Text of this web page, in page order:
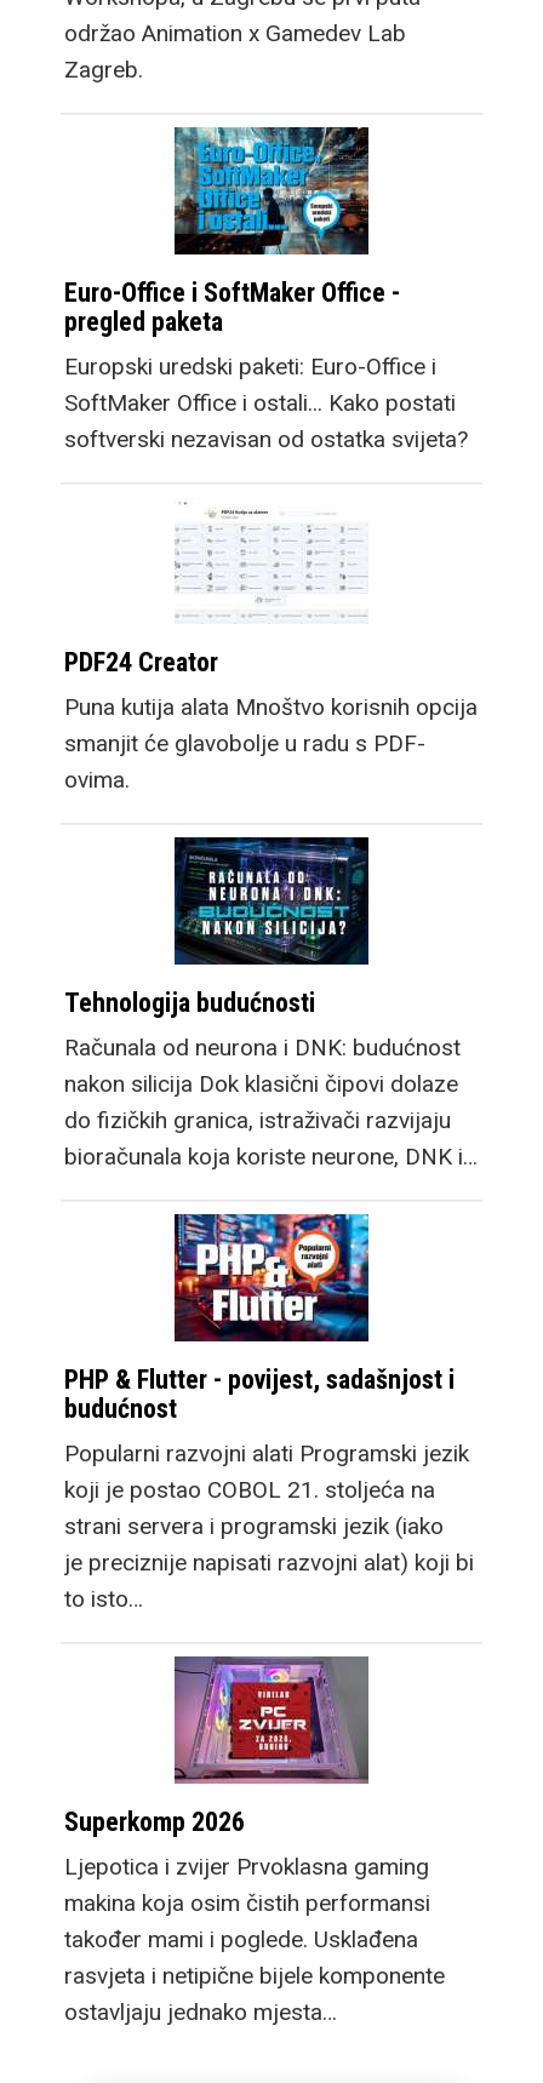
održao Animation x Gamedev Lab
Zagreb.
Euro-Office i SoftMaker Office -
pregled paketa
Europski uredski paketi: Euro-Office i
SoftMaker Office i ostali... Kako postati
softverski nezavisan od ostatka svijeta?
PDF24 Creator
Puna kutija alata Mnoštvo korisnih opcija
smanjit će glavobolje u radu s PDF-
ovima.
Tehnologija budućnosti
Računala od neurona i DNK: budućnost
nakon silicija Dok klasični čipovi dolaze
do fizičkih granica, istraživači razvijaju
bioračunala koja koriste neurone, DNK i…
PHP & Flutter - povijest, sadašnjost i
budućnost
Popularni razvojni alati Programski jezik
koji je postao COBOL 21. stoljeća na
strani servera i programski jezik (iako
je preciznije napisati razvojni alat) koji bi
to isto…
Superkomp 2026
Ljepotica i zvijer Prvoklasna gaming
makina koja osim čistih performansi
također mami i poglede. Usklađena
rasvjeta i netipične bijele komponente
ostavljaju jednako mjesta…